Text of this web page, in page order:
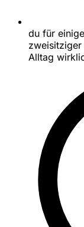
du für
Alltag